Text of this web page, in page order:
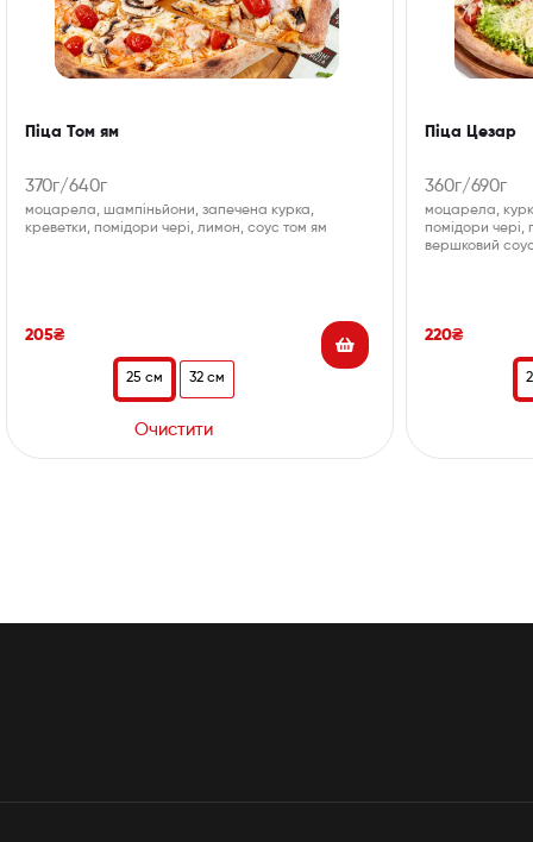
Піца Том ям
370г/640г
моцарела, шампіньйони, запечена курка,
креветки, помідори чері, лимон, соус том ям
205₴
25 см 32 см
Очистити
Піца Цезар
360г/690г
моцарела,
помідори чері,
вершковий
220₴